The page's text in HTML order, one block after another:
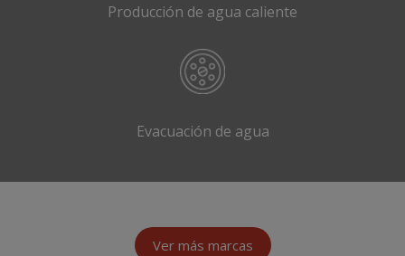
Producción de agua caliente
Evacuación de agua
Ver más marcas